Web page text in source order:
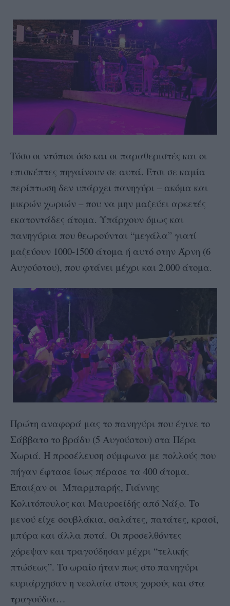
Τόσο οι ντόπιοι όσο και οι παραθεριστές και οι
επισκέπτες πηγαίνουν σε αυτά. Έτσι σε καμία
περίπτωση δεν υπάρχει πανηγύρι – ακόμα και
μικρών χωριών – που να μην μαζεύει αρκετές
εκατοντάδες άτομα. Υπάρχουν όμως και
πανηγύρια που θεωρούνται “μεγάλα” γιατί
μαζεύουν 1000-1500 άτομα ή αυτό στην Άρνη (6
Αυγούστου), που φτάνει μέχρι και 2.000 άτομα.
Πρώτη αναφορά μας το πανηγύρι που έγινε το
Σάββατο το βράδυ (5 Αυγούστου) στα Πέρα
Χωριά. Η προσέλευση σύμφωνα με πολλούς που
πήγαν έφτασε ίσως πέρασε τα 400 άτομα.
Έπαιξαν οι Μπαρμπαρής, Γιάννης
Κολιτόπουλος και Μαυροείδής από Νάξο. Το
μενού είχε σουβλάκια, σαλάτες, πατάτες, κρασί,
μπύρα και άλλα ποτά. Οι προσελθόντες
χόρεψαν και τραγούδησαν μέχρι “τελικής
πτώσεως”. Το ωραίο ήταν πως στο πανηγύρι
κυριάρχησαν η νεολαία στους χορούς και στα
τραγούδια…